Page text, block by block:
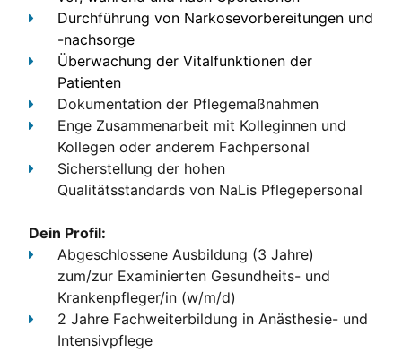
Durchführung von Narkosevorbereitungen und
-nachsorge
Überwachung der Vitalfunktionen der
Patienten
Dokumentation der Pflegemaßnahmen
Enge Zusammenarbeit mit Kolleginnen und
Kollegen oder anderem Fachpersonal
Sicherstellung der hohen
Qualitätsstandards von NaLis Pflegepersonal
Dein Profil:
Abgeschlossene Ausbildung (3 Jahre)
zum/zur Examinierten Gesundheits- und
Krankenpfleger/in (w/m/d)
2 Jahre Fachweiterbildung in Anästhesie- und
Intensivpflege